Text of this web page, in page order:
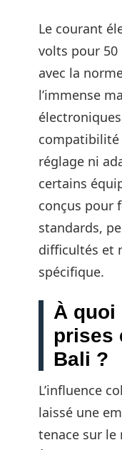
Le courant
volts pour
avec la
l’immense
compatibilité
réglage ni
certains
conçus pour
standards,
difficultés et
spécifique.
À quoi
prises
Bali ?
L’influence
laissé une
tenace sur le